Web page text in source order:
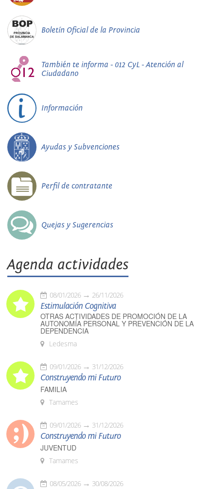
Boletín Oficial de la Provincia
También te informa - 012 CyL - Atención al
Ciudadano
Información
Ayudas y Subvenciones
Perfil de contratante
Quejas y Sugerencias
Agenda actividades
08/01/2026 26/11/2026
Estimulación Cognitiva
OTRAS ACTIVIDADES DE PROMOCIÓN DE LA
AUTONOMÍA PERSONAL Y PREVENCIÓN DE LA
DEPENDENCIA
Ledesma
09/01/2026 31/12/2026
Construyendo mi Futuro
FAMILIA
Tamames
09/01/2026 31/12/2026
Construyendo mi Futuro
JUVENTUD
Tamames
08/05/2026 30/08/2026